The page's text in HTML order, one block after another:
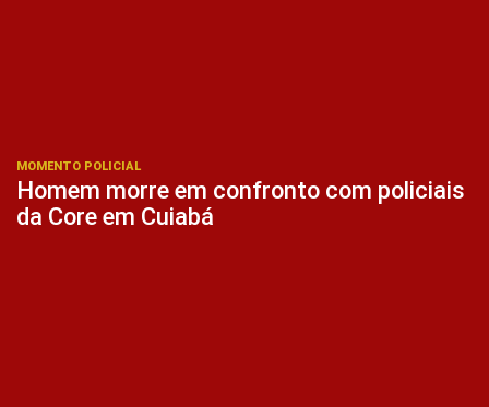
MOMENTO POLICIAL
Homem morre em confronto com policiais
da Core em Cuiabá